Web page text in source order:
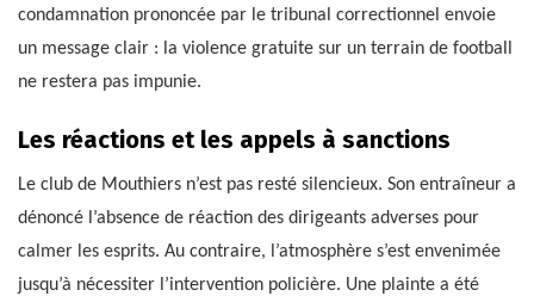
condamnation prononcée par le tribunal correctionnel envoie
un message clair : la violence gratuite sur un terrain de football
ne restera pas impunie.
Les réactions et les appels à sanctions
Le club de Mouthiers n’est pas resté silencieux. Son entraîneur a
dénoncé l’absence de réaction des dirigeants adverses pour
calmer les esprits. Au contraire, l’atmosphère s’est envenimée
jusqu’à nécessiter l’intervention policière. Une plainte a été